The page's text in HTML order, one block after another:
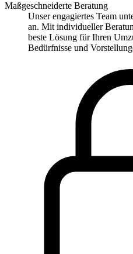
Maßgeschneiderte Beratung
Unser engagiertes Team
an. Mit individueller
beste Lösung für Ihren
Bedürfnisse und